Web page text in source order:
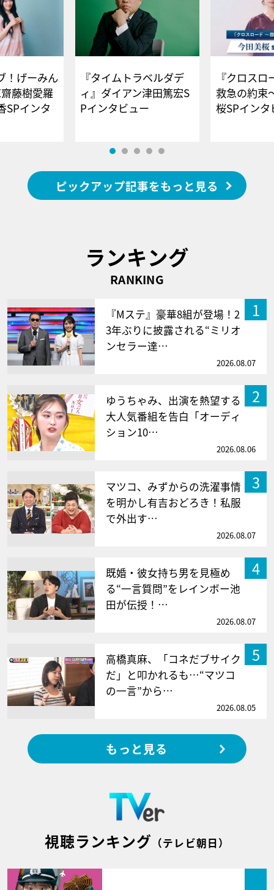
！げーみん
藤樹愛羅
SPインタ
『タイムトラベルダデ
ィ』ダイアン津田篤宏S
Pインタビュー
『クロス
救急の約束
桜SPイ
ピックアップ記事をもっと見る
ランキング
RANKING
1
『Mステ』豪華8組が登場！2
3年ぶりに披露される“ミリオ
ンセラー達…
2026.08.07
2
ゆうちゃみ、出演を熱望する
大人気番組を告白「オーディ
ション10…
2026.08.06
3
マツコ、みずからの洗濯事情
を明かし有吉おどろき！私服
で外出す…
2026.08.07
4
既婚・彼女持ち男を見極め
る“一言質問”をレインボー池
田が伝授！…
2026.08.07
5
高橋真麻、「コネだブサイク
だ」と叩かれるも…“マツコ
の一言”から…
2026.08.05
もっと見る
視聴ランキング （テレビ朝日）